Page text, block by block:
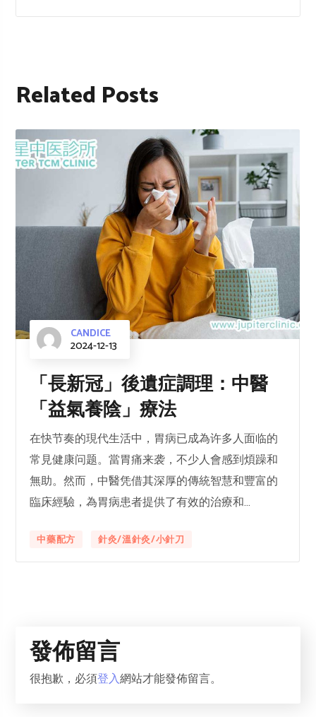
Related Posts
CANDICE
2024-12-13
「長新冠」後遺症調理：中醫
「益氣養陰」療法
在快节奏的現代生活中，胃病已成為许多人面临的
常見健康问题。當胃痛来袭，不少人會感到煩躁和
無助。然而，中醫凭借其深厚的傳統智慧和豐富的
臨床經驗，為胃病患者提供了有效的治療和...
中藥配方 針灸/溫針灸/小針刀
發佈留言
很抱歉，必須登入網站才能發佈留言。